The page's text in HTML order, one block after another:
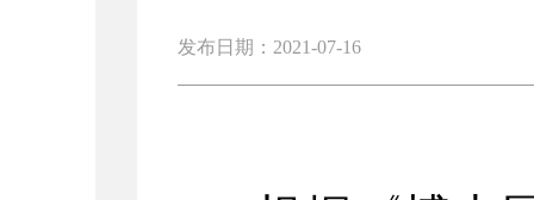
发布日期：2021-07-16